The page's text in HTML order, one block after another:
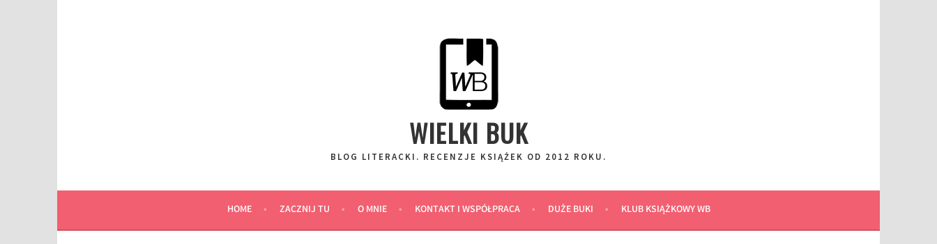
WIELKI BUK
BLOG LITERACKI. RECENZJE KSIĄŻEK OD 2012 ROKU.
HOME ZACZNIJ TU O MNIE KONTAKT I WSPÓŁPRACA DUŻE BUKI KLUB KSIĄŻKOWY WB